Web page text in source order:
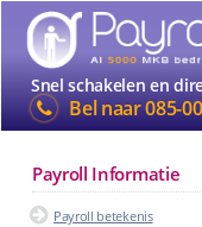
Snel schakelen en
Bel naar085-
Payroll Informatie
Payroll betekenis